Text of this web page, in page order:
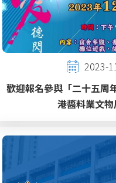
2023-
歡迎報名參與「二十五周
港醬料業文物